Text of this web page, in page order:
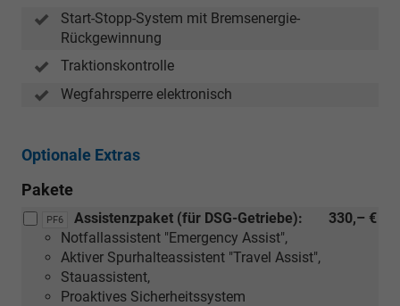
Start-Stopp-System mit Bremsenergie-
Rückgewinnung
Traktionskontrolle
Wegfahrsperre elektronisch
Optionale Extras
Pakete
PF6 330,– €
Assistenzpaket (für DSG-Getriebe):
Notfallassistent "Emergency Assist",
Aktiver Spurhalteassistent "Travel Assist",
Stauassistent,
Proaktives Sicherheitssystem